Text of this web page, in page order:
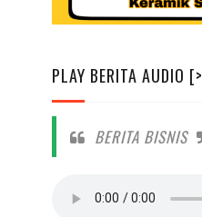
PLAY BERITA AUDIO [>
BERITA BISNIS